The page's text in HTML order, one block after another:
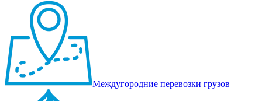
Междугородние перевозки грузов